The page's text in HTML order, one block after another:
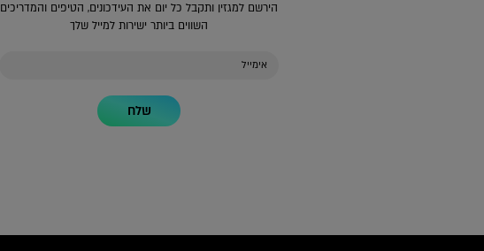
הירשם למגזין ותקבל כל יום את העידכונים, הטיפים והמדריכים
השווים ביותר ישירות למייל שלך
שלח